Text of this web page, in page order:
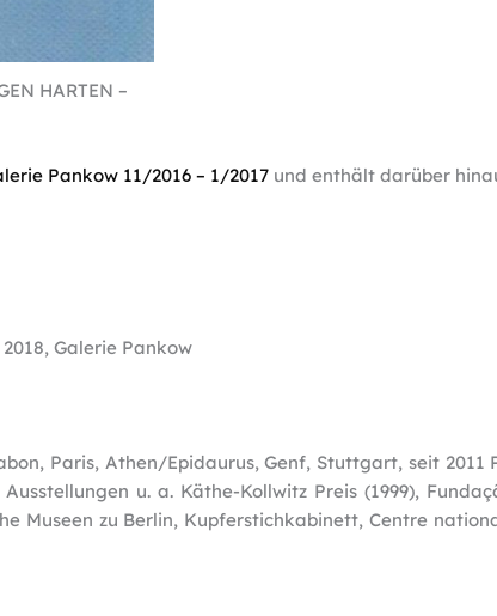
HARTEN –
Pankow 11/2016 – 1/2017 und enthält darüber
Galerie Pankow
Paris, Athen/Epidaurus, Genf, Stuttgart, seit
u. a. Käthe-Kollwitz Preis (1999),
Museen zu Berlin, Kupferstichkabinett, Centre